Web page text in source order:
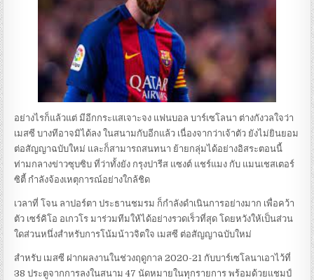
อย่างไรก็แล้วแต่ มีอีกกระแสเจาะจง แฟนบอล บาร์เซโลนา ต่างกังวลใจว่า
เมสซี บางทีอาจมิได้ลง ในสนามกับอีกแล้ว เนื่องจากว่าเจ้าตัว ยังไม่ยินยอม
ต่อสัญญาฉบับใหม่ และก็สามารถสนทนา ย้ายกลุ่มได้อย่างอิสระตอนนี้
ท่ามกลางข่าวซุบซิบ ที่ว่าทั้งยัง กรุงปารีส แซงต์ แชร์แมง กับ แมนเชสเตอร์
ซิตี้ กำลังจ้องเหตุการณ์อย่างใกล้ชิด
เวลาที่ โจน ลาปอร์ตา ประธานชมรม ก็กำลังดำเนินการอย่างมาก เพื่อคว้า
ตัว เซร์คิโอ อเกวโร มาร่วมทีมให้ได้อย่างรวดเร็วที่สุด โดยหวังให้เป็นส่วน
ใดส่วนหนึ่งสำหรับการโน้มน้าวจิตใจ เมสซี ต่อสัญญาฉบับใหม่
สำหรับ เมสซี ฝากผลงานในช่วงฤดูกาล 2020-21 กับบาร์เซโลนาเอาไว้ที่
38 ประตูจากการลงในสนาม 47 นัดหมายในทุกรายการ พร้อมด้วยแชมป์